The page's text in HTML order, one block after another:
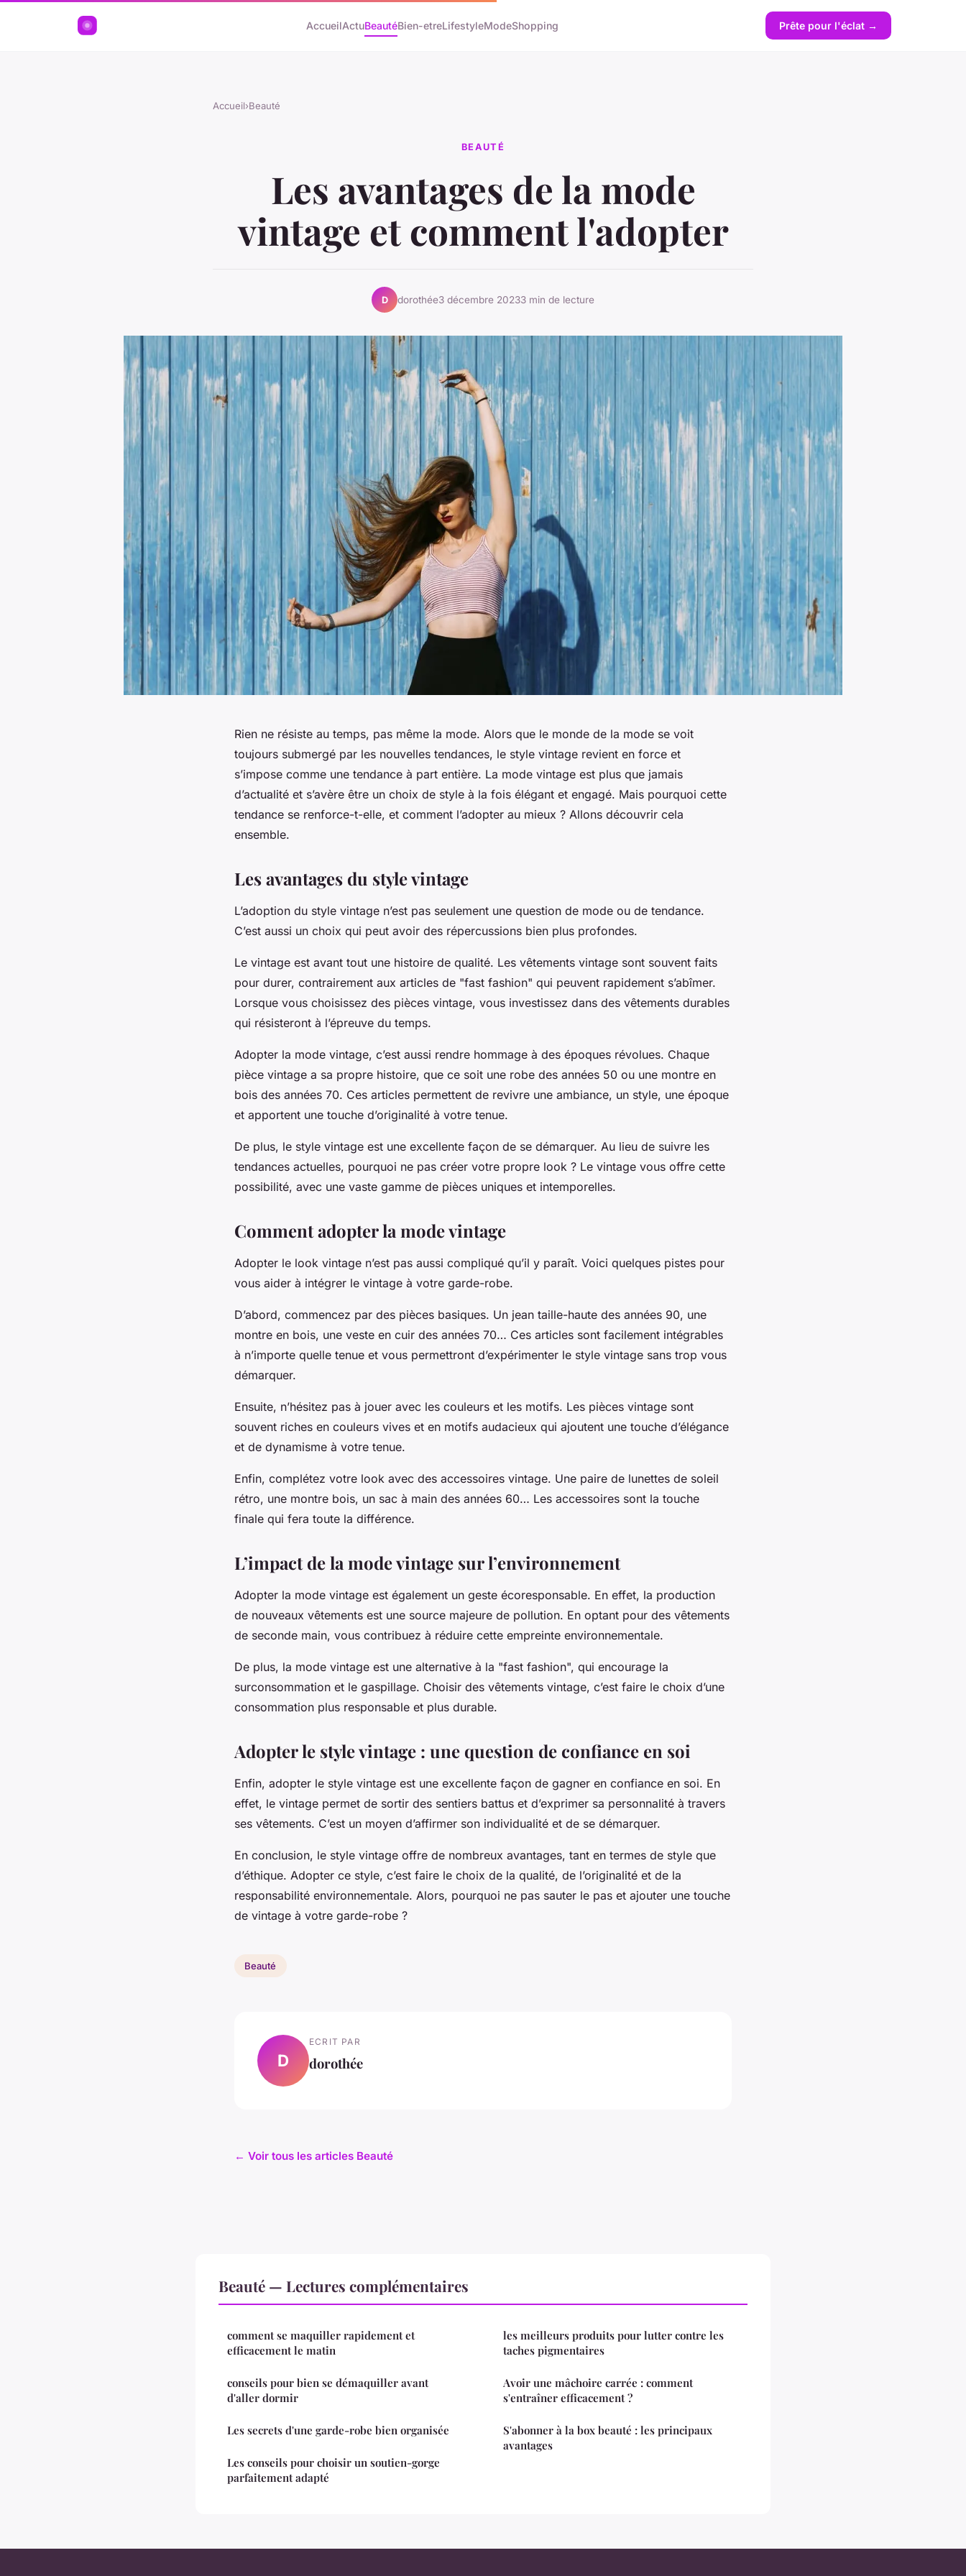
AccueilActuBeautéBien-etreLifestyleModeShopping Prête pour l'éclat →
Accueil›Beauté
BEAUTÉ
Les avantages de la mode
vintage et comment l'adopter
D dorothée3 décembre 20233 min de lecture
Rien ne résiste au temps, pas même la mode. Alors que le monde de la mode se voit
toujours submergé par les nouvelles tendances, le style vintage revient en force et
s’impose comme une tendance à part entière. La mode vintage est plus que jamais
d’actualité et s’avère être un choix de style à la fois élégant et engagé. Mais pourquoi cette
tendance se renforce-t-elle, et comment l’adopter au mieux ? Allons découvrir cela
ensemble.
Les avantages du style vintage
L’adoption du style vintage n’est pas seulement une question de mode ou de tendance.
C’est aussi un choix qui peut avoir des répercussions bien plus profondes.
Le vintage est avant tout une histoire de qualité. Les vêtements vintage sont souvent faits
pour durer, contrairement aux articles de "fast fashion" qui peuvent rapidement s’abîmer.
Lorsque vous choisissez des pièces vintage, vous investissez dans des vêtements durables
qui résisteront à l’épreuve du temps.
Adopter la mode vintage, c’est aussi rendre hommage à des époques révolues. Chaque
pièce vintage a sa propre histoire, que ce soit une robe des années 50 ou une montre en
bois des années 70. Ces articles permettent de revivre une ambiance, un style, une époque
et apportent une touche d’originalité à votre tenue.
De plus, le style vintage est une excellente façon de se démarquer. Au lieu de suivre les
tendances actuelles, pourquoi ne pas créer votre propre look ? Le vintage vous offre cette
possibilité, avec une vaste gamme de pièces uniques et intemporelles.
Comment adopter la mode vintage
Adopter le look vintage n’est pas aussi compliqué qu’il y paraît. Voici quelques pistes pour
vous aider à intégrer le vintage à votre garde-robe.
D’abord, commencez par des pièces basiques. Un jean taille-haute des années 90, une
montre en bois, une veste en cuir des années 70… Ces articles sont facilement intégrables
à n’importe quelle tenue et vous permettront d’expérimenter le style vintage sans trop vous
démarquer.
Ensuite, n’hésitez pas à jouer avec les couleurs et les motifs. Les pièces vintage sont
souvent riches en couleurs vives et en motifs audacieux qui ajoutent une touche d’élégance
et de dynamisme à votre tenue.
Enfin, complétez votre look avec des accessoires vintage. Une paire de lunettes de soleil
rétro, une montre bois, un sac à main des années 60… Les accessoires sont la touche
finale qui fera toute la différence.
L’impact de la mode vintage sur l’environnement
Adopter la mode vintage est également un geste écoresponsable. En effet, la production
de nouveaux vêtements est une source majeure de pollution. En optant pour des vêtements
de seconde main, vous contribuez à réduire cette empreinte environnementale.
De plus, la mode vintage est une alternative à la "fast fashion", qui encourage la
surconsommation et le gaspillage. Choisir des vêtements vintage, c’est faire le choix d’une
consommation plus responsable et plus durable.
Adopter le style vintage : une question de confiance en soi
Enfin, adopter le style vintage est une excellente façon de gagner en confiance en soi. En
effet, le vintage permet de sortir des sentiers battus et d’exprimer sa personnalité à travers
ses vêtements. C’est un moyen d’affirmer son individualité et de se démarquer.
En conclusion, le style vintage offre de nombreux avantages, tant en termes de style que
d’éthique. Adopter ce style, c’est faire le choix de la qualité, de l’originalité et de la
responsabilité environnementale. Alors, pourquoi ne pas sauter le pas et ajouter une touche
de vintage à votre garde-robe ?
Beauté
D
ECRIT PAR
dorothée
← Voir tous les articles Beauté
Beauté — Lectures complémentaires
comment se maquiller rapidement et
efficacement le matin
conseils pour bien se démaquiller avant
d'aller dormir
Les secrets d'une garde-robe bien organisée
Les conseils pour choisir un soutien-gorge
parfaitement adapté
les meilleurs produits pour lutter contre les
taches pigmentaires
Avoir une mâchoire carrée : comment
s'entraîner efficacement ?
S'abonner à la box beauté : les principaux
avantages